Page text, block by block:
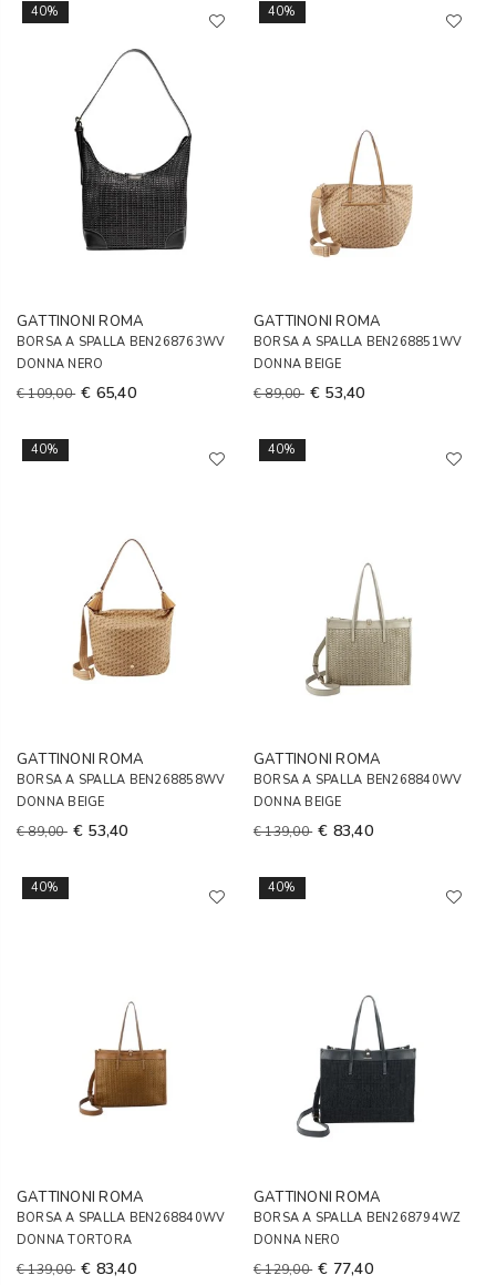
40%
GATTINONI ROMA
BORSA A SPALLA BEN268763WV
DONNA NERO
€ 109,00 € 65,40
40%
GATTINONI ROMA
BORSA A SPALLA BEN268851WV
DONNA BEIGE
€ 89,00 € 53,40
40%
GATTINONI ROMA
BORSA A SPALLA BEN268858WV
DONNA BEIGE
€ 89,00 € 53,40
40%
GATTINONI ROMA
BORSA A SPALLA BEN268840WV
DONNA BEIGE
€ 139,00 € 83,40
40%
GATTINONI ROMA
BORSA A SPALLA BEN268840WV
DONNA TORTORA
€ 139,00 € 83,40
40%
GATTINONI ROMA
BORSA A SPALLA BEN268794WZ
DONNA NERO
€ 129,00 € 77,40